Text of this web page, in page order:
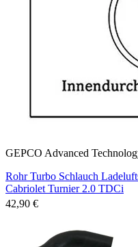
GEPCO Advanced
Rohr Turbo Schlauch
Cabriolet Turnier 2.0 TDCi
42,90 €